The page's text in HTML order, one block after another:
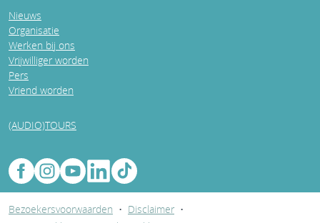
Nieuws
Organisatie
Werken bij ons
Vrijwilliger worden
Pers
Vriend worden
(AUDIO)TOURS
Bezoekersvoorwaarden • Disclaimer •